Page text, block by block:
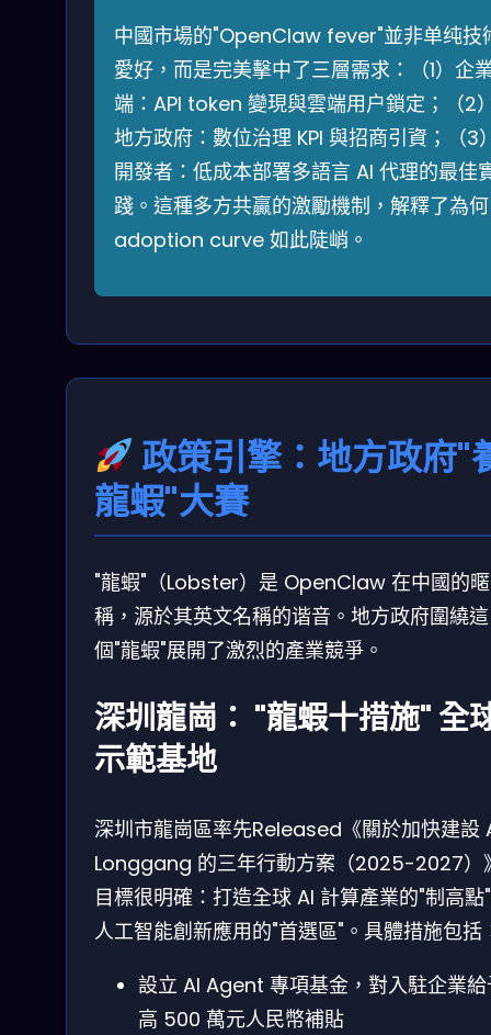
中國市場的"OpenClaw fever"並非单纯技
愛好，而是完美擊中了三層需求：（1）企
端：API token 變現與雲端用户鎖定；（2
地方政府：數位治理 KPI 與招商引資；（3
開發者：低成本部署多語言 AI 代理的最佳
踐。這種多方共贏的激勵機制，解釋了為何
adoption curve 如此陡峭。
政策引擎：地方政府"
龍蝦"大賽
"龍蝦"（Lobster）是 OpenClaw 在中國的暱
稱，源於其英文名稱的谐音。地方政府圍繞這
個"龍蝦"展開了激烈的產業競爭。
深圳龍崗： "龍蝦十措施" 全
示範基地
深圳市龍崗區率先Released《關於加快建設
Longgang 的三年行動方案（2025-2027）
目標很明確：打造全球 AI 計算產業的"制高點
人工智能創新應用的"首選區"。具體措施包括
設立 AI Agent 專項基金，對入駐企業
高 500 萬元人民幣補貼